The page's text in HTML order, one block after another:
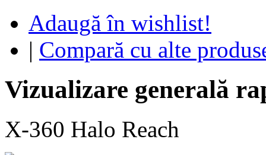
Adaugă în wishlist!
| Compară cu alte
Vizualizare generală
X-360 Halo Reach